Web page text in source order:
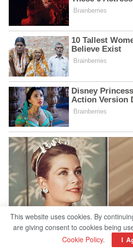
This website uses cookies. By
are giving consent to cookies being
Cookie Policy. I